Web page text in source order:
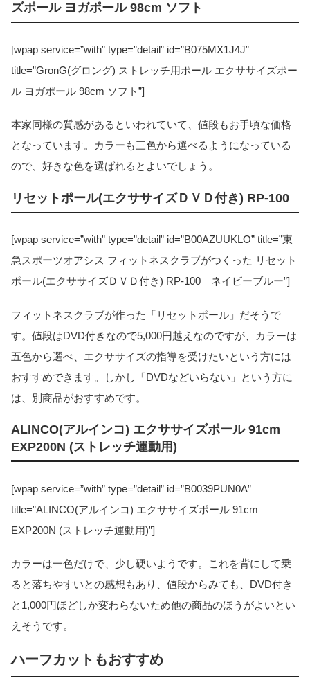
ズポール ヨガポール 98cm ソフト
[wpap service=”with” type=”detail” id=”B075MX1J4J”
title=”GronG(グロング) ストレッチ用ポール エクササイズポー
ル ヨガポール 98cm ソフト”]
本家同様の質感があるといわれていて、値段もお手頃な価格
となっています。カラーも三色から選べるようになっている
ので、好きな色を選ばれるとよいでしょう。
リセットポール(エクササイズＤＶＤ付き) RP-100
[wpap service=”with” type=”detail” id=”B00AZUUKLO” title=”東
急スポーツオアシス フィットネスクラブがつくった リセット
ポール(エクササイズＤＶＤ付き) RP-100 ネイビーブルー”]
フィットネスクラブが作った「リセットポール」だそうで
す。値段はDVD付きなので5,000円越えなのですが、カラーは
五色から選べ、エクササイズの指導を受けたいという方には
おすすめできます。しかし「DVDなどいらない」という方に
は、別商品がおすすめです。
ALINCO(アルインコ) エクササイズポール 91cm
EXP200N (ストレッチ運動用)
[wpap service=”with” type=”detail” id=”B0039PUN0A”
title=”ALINCO(アルインコ) エクササイズポール 91cm
EXP200N (ストレッチ運動用)”]
カラーは一色だけで、少し硬いようです。これを背にして乗
ると落ちやすいとの感想もあり、値段からみても、DVD付き
と1,000円ほどしか変わらないため他の商品のほうがよいとい
えそうです。
ハーフカットもおすすめ